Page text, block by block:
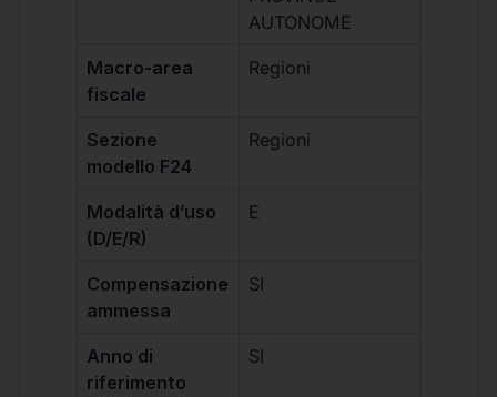
AUTONOME
Macro-area
fiscale
Regioni
Sezione
modello F24
Regioni
Modalità d’uso
(D/E/R)
E
Compensazione
ammessa
SI
Anno di
riferimento
SI